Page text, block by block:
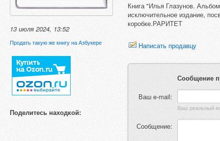
13 июля 2024, 13:52
Продать такую же книгу на Азбукере
Поделитесь находкой:
Книга "Илья Глазунов.
исключительное издание,
коробке.РАРИТЕТ
Написать продавцу
Сообщение
Ваш e-mail:
Сообщение: